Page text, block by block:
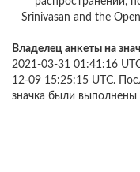
Srinivasan and the
Владелец анкеты на
2021-03-31 01:41:16
12-09 15:25:15 UTC.
значка были